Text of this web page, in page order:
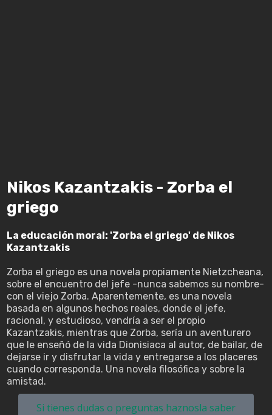
Nikos Kazantzakis - Zorba el
griego
La educación moral: 'Zorba el griego' de Nikos
Kazantzakis
Zorba el griego es una novela propiamente Nietzcheana,
sobre el encuentro del jefe -nunca sabemos su nombre-
con el viejo Zorba. Aparentemente, es una novela
basada en algunos hechos reales, donde el jefe,
racional, y estudioso, vendría a ser el propio
Kazantzakis, mientras que Zorba, sería un aventurero
que le enseñó de la vida Dionisiaca al autor, de bailar, de
dejarse ir y disfrutar la vida y entregarse a los placeres
cuando corresponda. Una novela filosófica y sobre la
amistad.
Si tienes dudas o preguntas haznosla saber